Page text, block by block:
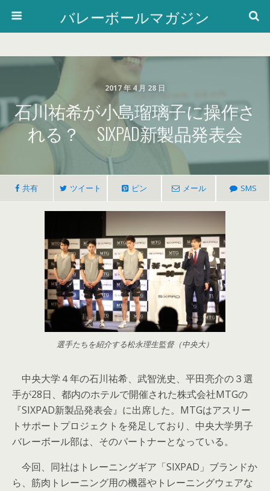
バレーボールマガジン
2017 年 4 月 28 日
石川祐希が小島瑠璃子に操作さ
れる？ SIXPAD新製品発表会
共有 ツイート ピン メール SMS
選手たちを紹介する松永理生監督（中央大）
中央大学４年の石川祐希、武智洸史、平田亮介の３選
手が28日、都内のホテルで開催された株式会社MTGの
『SIXPAD新製品発表会』に出席した。MTGはアスリー
トサポートプロジェクトを発足しており、中央大学男子
バレーボール部は、そのパートナーとなっている。
今回、同社はトレーニングギア「SIXPAD」ブランドか
ら、筋肉トレーニング用の機器やトレーニングウェアな